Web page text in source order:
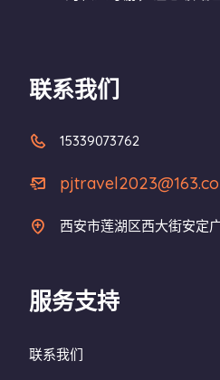
联系我们
15339073762
西安市莲湖区西大街安定
服务支持
联系我们